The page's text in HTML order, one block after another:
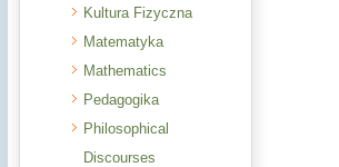
Kultura Fizyczna
Matematyka
Mathematics
Pedagogika
Philosophical
Discourses